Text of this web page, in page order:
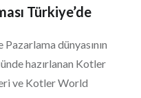
Türkiye’de
dünyasının
hazırlanan Kotler
ve Kotler World